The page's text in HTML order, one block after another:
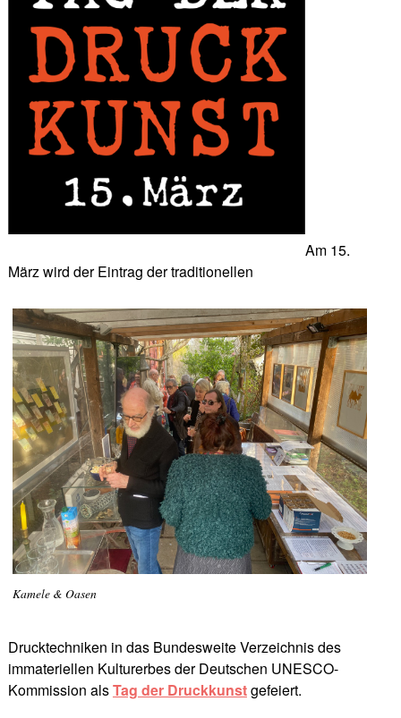
Am 15.
März wird der Eintrag der traditionellen
Kamele & Oasen
Drucktechniken in das Bundesweite Verzeichnis des
immateriellen Kulturerbes der Deutschen UNESCO-
Kommission alsTag der Druckkunstgefeiert.